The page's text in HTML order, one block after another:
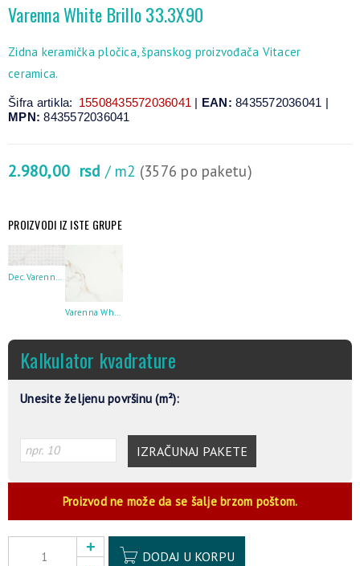
Varenna White Brillo 33.3X90
Zidna keramička pločica, španskog proizvođača Vitacer
ceramica.
Šifra artikla: 15508435572036041 | EAN: 8435572036041 |
MPN: 8435572036041
2.980,00 rsd / m2 (3576 po paketu)
PROIZVODI IZ ISTE GRUPE
Dec. Varenna White Brillo 33.3X90
Varenna White 59.5X59.5
Kalkulator kvadrature
Unesite željenu površinu (m²):
IZRAČUNAJ PAKETE
Proizvod ne može da se šalje brzom poštom.
DODAJ U KORPU